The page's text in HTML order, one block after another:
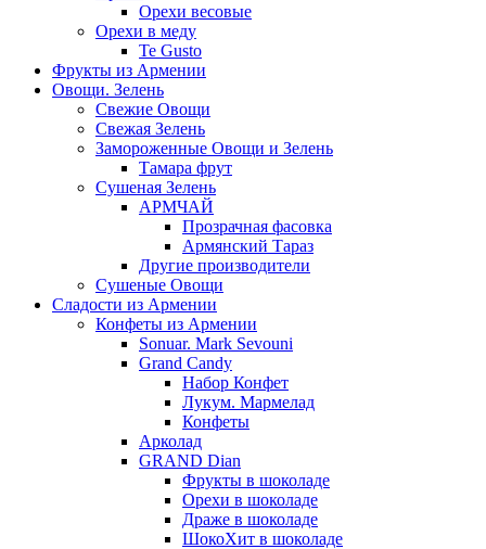
Орехи весовые
Орехи в меду
Te Gusto
Фрукты из Армении
Овощи. Зелень
Свежие Овощи
Свежая Зелень
Замороженные Овощи и Зелень
Тамара фрут
Сушеная Зелень
АРМЧАЙ
Прозрачная фасовка
Армянский Тараз
Другие производители
Сушеные Овощи
Сладости из Армении
Конфеты из Армении
Sonuar. Mark Sevouni
Grand Candy
Набор Конфет
Лукум. Мармелад
Конфеты
Арколад
GRAND Dian
Фрукты в шоколаде
Орехи в шоколаде
Драже в шоколаде
ШокоХит в шоколаде